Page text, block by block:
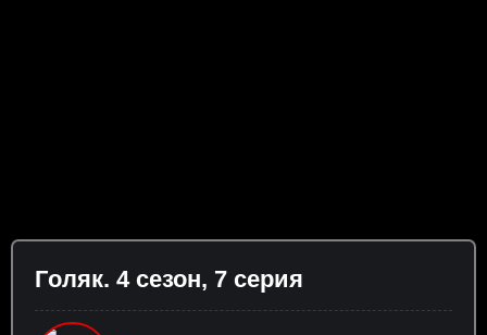
Гoляк. 4 сезон, 7 серия